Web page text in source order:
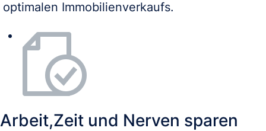
optimalen Immobilienverkaufs.
Arbeit,Zeit und Nerven sparen